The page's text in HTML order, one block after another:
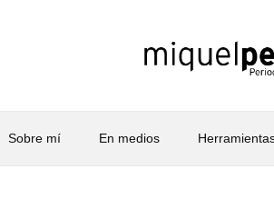
Sobre mí En medios